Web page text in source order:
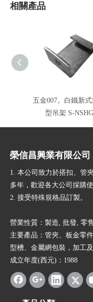
相關產品
五金007。白鐵新
型吊架 S-NSHG
榮信昌興業有限公司
1. 本公司致力於搭扣、管
多年，歡迎各大公司採購使
2. 接受特殊規格品訂製。
營業性質：製造, 批發, 零
主要產品：管夾、板金零
型槽、金屬網包裝，加工
成立年度(西元)：1988